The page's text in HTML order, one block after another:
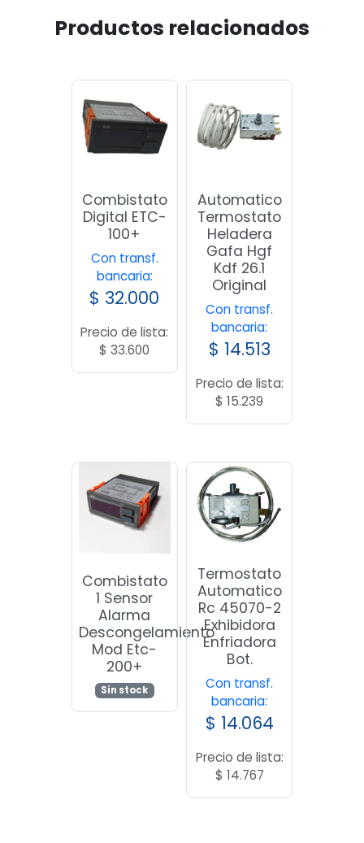
Productos relacionados
Combistato
Digital ETC-
100+
Con transf.
bancaria:
$ 32.000
Precio de lista:
$ 33.600
Automatico
Termostato
Heladera
Gafa Hgf
Kdf 26.1
Original
Con transf.
bancaria:
$ 14.513
Precio de lista:
$ 15.239
Combistato
1 Sensor
Alarma
Descongelamiento
Mod Etc-
200+
Sin stock
Termostato
Automatico
Rc 45070-2
Exhibidora
Enfriadora
Bot.
Con transf.
bancaria:
$ 14.064
Precio de lista:
$ 14.767